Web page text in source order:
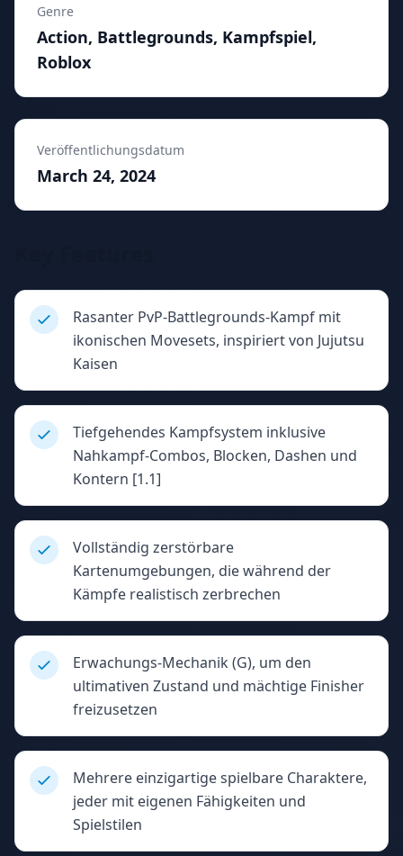
Genre
Action, Battlegrounds, Kampfspiel,
Roblox
Veröffentlichungsdatum
March 24, 2024
Rasanter PvP-Battlegrounds-Kampf mit
ikonischen Movesets, inspiriert von Jujutsu
Kaisen
Tiefgehendes Kampfsystem inklusive
Nahkampf-Combos, Blocken, Dashen und
Kontern [1.1]
Vollständig zerstörbare
Kartenumgebungen, die während der
Kämpfe realistisch zerbrechen
Erwachungs-Mechanik (G), um den
ultimativen Zustand und mächtige Finisher
freizusetzen
Mehrere einzigartige spielbare Charaktere,
jeder mit eigenen Fähigkeiten und
Spielstilen